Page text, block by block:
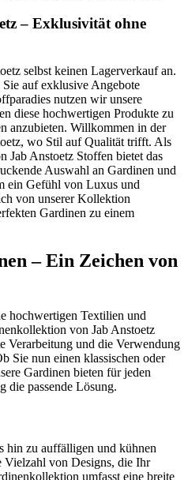
– Exklusivität ohne
selbst keinen Lagerverkauf an.
auf exklusive Angebote
nutzen wir unsere
diese hochwertigen Produkte zu
anzubieten. Willkommen in der
wo Stil auf Qualität trifft. Als
Jab Anstoetz Stoffen bietet das
Auswahl an Gardinen und
ein Gefühl von Luxus und
von unserer Kollektion
Gardinen zu einem
– Ein Zeichen von
hochwertigen Textilien und
von Jab Anstoetz
Verarbeitung und die Verwendung
Sie nun einen klassischen oder
Gardinen bieten für jeden
die passende Lösung.
hin zu auffälligen und kühnen
Vielzahl von Designs, die Ihr
umfasst eine breite